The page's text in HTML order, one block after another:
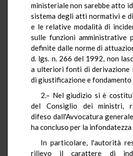
ministeriale non sarebbe atto
sistema degli atti normativi e
e le relative modalità di
sulle funzioni amministrative
definite dalle norme di
d. lgs. n. 266 del 1992, non
a ulteriori fonti di derivazione
di giustificazione e
2.– Nel giudizio si è
del Consiglio dei ministri,
difeso dall'Avvocatura
ha concluso per la
In particolare, l'autorità
rilievo il carattere di